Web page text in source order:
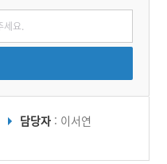
담당자 : 이서연